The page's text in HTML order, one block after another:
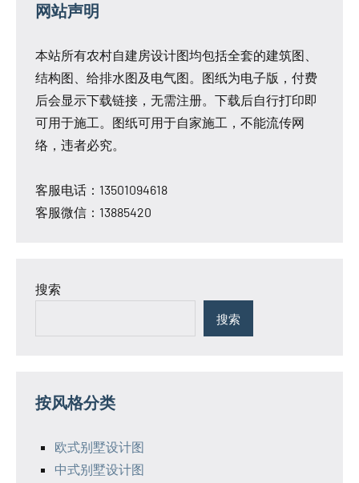
网站声明
本站所有农村自建房设计图均包括全套的建筑图、
结构图、给排水图及电气图。图纸为电子版，付费
后会显示下载链接，无需注册。下载后自行打印即
可用于施工。图纸可用于自家施工，不能流传网
络，违者必究。
客服电话：13501094618
客服微信：13885420
搜索
搜索
按风格分类
欧式别墅设计图
中式别墅设计图